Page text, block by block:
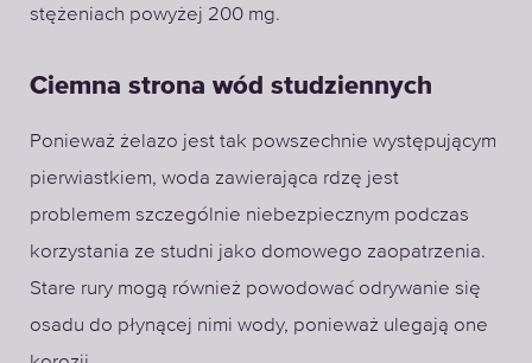
stężeniach powyżej 200 mg.
Ciemna strona wód studziennych
Ponieważ żelazo jest tak powszechnie występującym
pierwiastkiem, woda zawierająca rdzę jest
problemem szczególnie niebezpiecznym podczas
korzystania ze studni jako domowego zaopatrzenia.
Stare rury mogą również powodować odrywanie się
osadu do płynącej nimi wody, ponieważ ulegają one